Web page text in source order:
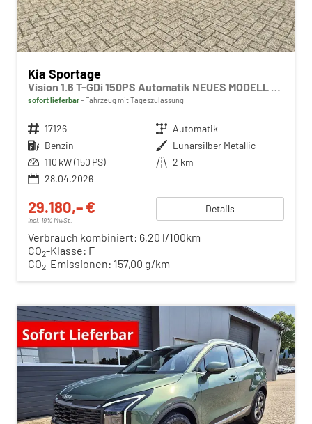
Kia Sportage
Vision 1.6 T-GDi 150PS Automatik NEUES MODELL MY26 FACELIFT Sitzheizung Lenkradheizung Klimaautomatik Navi Bluetooth Touchscreen Apple CarPlay Android Auto PDC v+h 17"LM Rückf.Kamera ACC 2x Keyless
sofort lieferbar Fahrzeug mit Tageszulassung
Fahrzeugnr. 17126 Getriebe Automatik
Kraftstoff Benzin Außenfarbe Lunarsilber Metallic
Leistung 110 kW (150 PS) Kilometerstand 2 km
28.04.2026
29.180,– €
incl. 19% MwSt.
Details
Verbrauch kombiniert: 6,20 l/100km
CO2-Klasse: F
CO2-Emissionen: 157,00 g/km